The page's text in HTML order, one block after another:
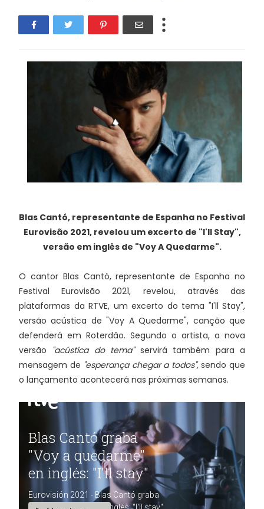
Blas Cantó, representante de Espanha no Festival
Eurovisão 2021, revelou um excerto de "I'll Stay",
versão em inglês de "Voy A Quedarme".
O cantor Blas Cantó, representante de Espanha no
Festival Eurovisão 2021, revelou, através das
plataformas da RTVE, um excerto do tema "I'll Stay",
versão acústica de "Voy A Quedarme", canção que
defenderá em Roterdão. Segundo o artista, a nova
versão "acústica do tema"servirá também para a
mensagem de "esperança chegar a todos",sendo que
o lançamento acontecerá nas próximas semanas.